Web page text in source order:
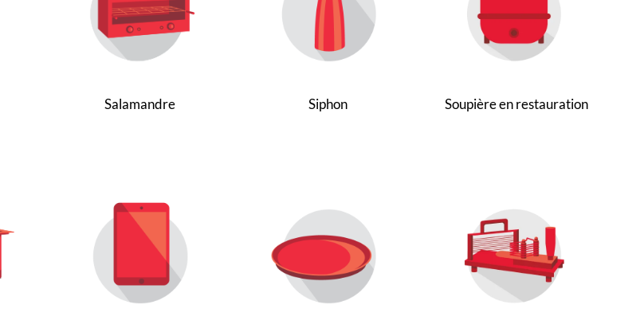
Salamandre Siphon Soupière en restauration